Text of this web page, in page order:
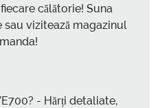
călătorie! Suna
vizitează magazinul
- Hărți detaliate,